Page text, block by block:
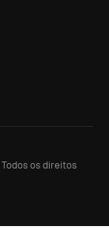
Todos os direitos